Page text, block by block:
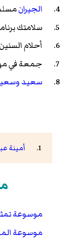
الجيران
سلامتك
أحلام السنين
جمعة في
سعيد
أمينة
موسوعة
موسوعة